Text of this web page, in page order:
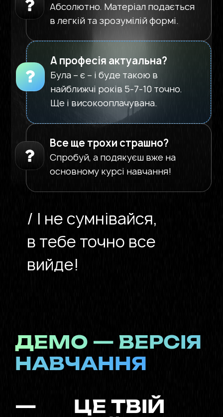
Абсолютно. Матеріал подається
в легкій та зрозумілій формі.
А професія актуальна?
Була – є – і буде такою в
найближчі років 5-7-10 точно.
Ще і високооплачувана.
Все ще трохи страшно?
Спробуй, а подякуєш вже на
основному курсі навчання!
/ І не сумнівайся,
в тебе точно все
вийде!
ДЕМО — ВЕРСІЯ
НАВЧАННЯ
— ЦЕ ТВІЙ